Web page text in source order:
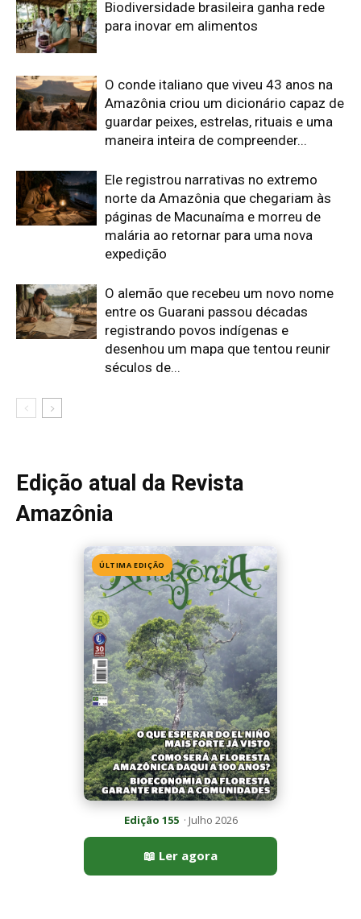
📖 Ler agora
Mais lidas da semana
Peixe-lua emerge horizontalmente na superfície oceânica para
permitir que aves marinhas removam ectoparasitas
Seriema utiliza pernas longas e arremessa serpentes contra
rochas para subjugar presas peçonhentas nos campos